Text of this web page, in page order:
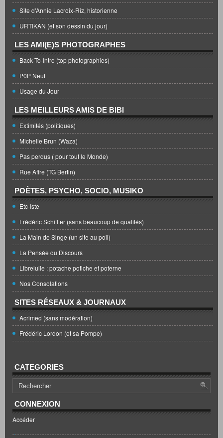
Site d'Annie Lacroix-Riz, historienne
URTIKAN (et son dessin du jour)
LES AMI(E)S PHOTOGRAPHES
Back-To-Intro (top photographies)
P0P Neuf
Usage du Jour
LES MEILLEURS AMIS DE BIBI
Extimités (politiques)
Michelle Brun (Waza)
Pas perdus ( pour tout le Monde)
Rue Affre (TG Bertin)
POÈTES, PSYCHO, SOCIO, MUSIKO
Etc-Iste
Frédéric Schiffter (sans beaucoup de qualités)
La Main de Singe (un site au poil)
La Pensée du Discours
Librelulle : potache potiche et poterne
Nos Consolations
SITES RÉSEAUX & JOURNAUX
Acrimed (sans modération)
Frédéric Lordon (et sa Pompe)
CATEGORIES
CONNEXION
Accéder